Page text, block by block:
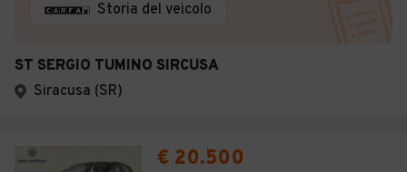
Storia del veicolo
ST SERGIO TUMINO SIRCUSA
Siracusa (SR)
€ 20.500